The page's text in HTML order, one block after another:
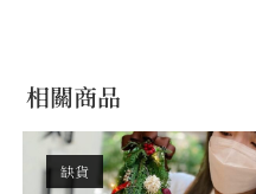
相關商品
缺貨